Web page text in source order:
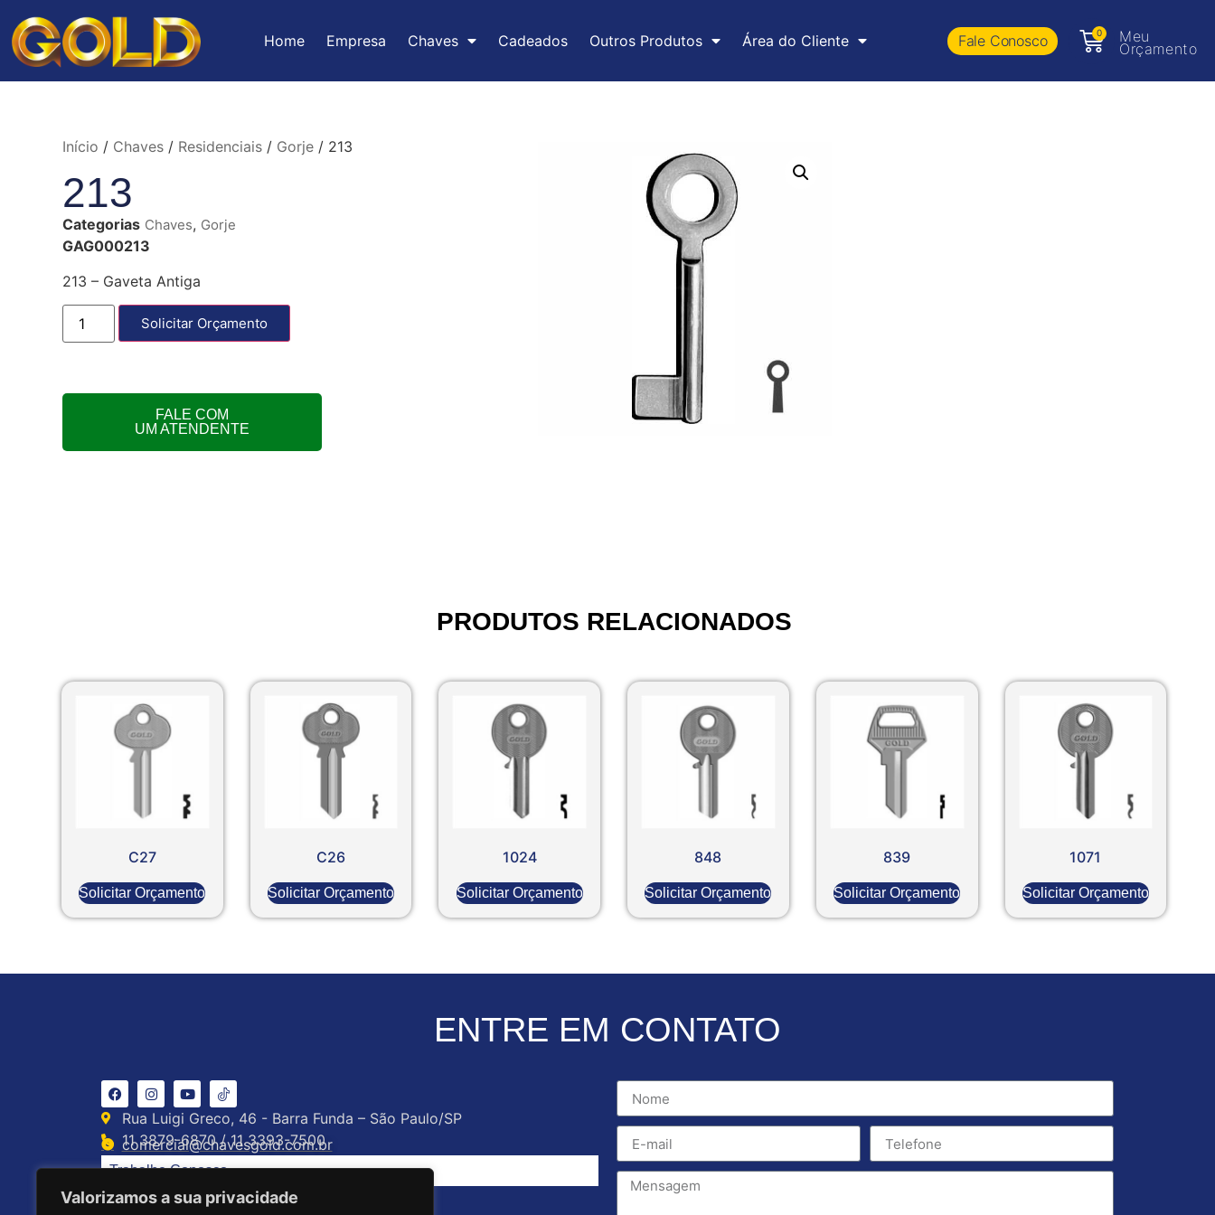
Valorizamos a sua privacidade
Home Empresa Chaves Cadeados Outros Produtos Área do Cliente Fale Conosco 0 Meu
Orçamento
Início / Chaves/ Residenciais/ Gorje/ 213
213
Categorias Chaves, Gorje
GAG000213
213 – Gaveta Antiga
Solicitar Orçamento
FALE COM
UM ATENDENTE
PRODUTOS RELACIONADOS
C27
Solicitar Orçamento
C26
Solicitar Orçamento
1024
Solicitar Orçamento
848
Solicitar Orçamento
839
Solicitar Orçamento
1071
Solicitar Orçamento
ENTRE EM CONTATO
Rua Luigi Greco, 46 - Barra Funda – São Paulo/SP
11 3879-6870 / 11 3393-7500
comercial@chavesgold.com.br
Trabalhe Conosco